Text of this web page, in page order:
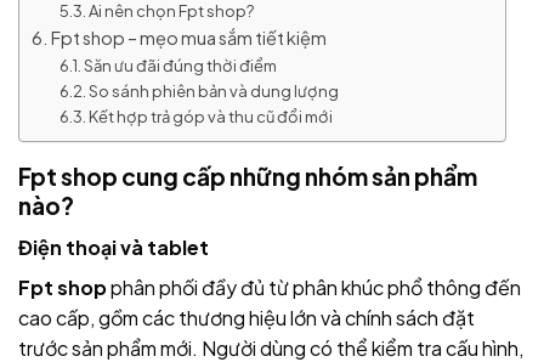
Ai nên chọn Fpt shop?
Fpt shop – mẹo mua sắm tiết kiệm
Săn ưu đãi đúng thời điểm
So sánh phiên bản và dung lượng
Kết hợp trả góp và thu cũ đổi mới
Fpt shop cung cấp những nhóm sản phẩm
nào?
Điện thoại và tablet
Fpt shopphân phối đầy đủ từ phân khúc phổ thông đến
cao cấp, gồm các thương hiệu lớn và chính sách đặt
trước sản phẩm mới. Người dùng có thể kiểm tra cấu hình,